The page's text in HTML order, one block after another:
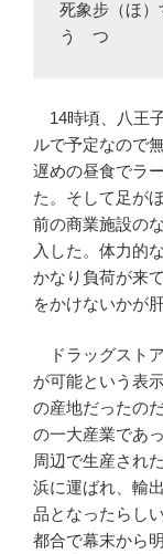
死象步（ほ
うゝつ
14時頃、八王
ルで予定なので
遅めの昼食でラ
た。そして足が
前の商業施設の
入した。体力的
かなり負荷が来
をかけないかが
ドラッグスト
が可能という表
の産地だったの
の一大産業であ
周辺で生産され
浜に運ばれ、輸
品となったらし
都合で幕末から